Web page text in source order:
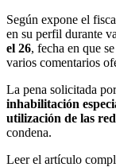
Según expone el
en su perfil durante
el 26, fecha en que
varios comentarios
La pena solicitada
inhabilitación
utilización de las
condena.
Leer el artículo